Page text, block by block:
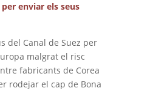
per enviar els seus
del Canal de Suez per
malgrat el risc
fabricants de Corea
rodejar el cap de Bona